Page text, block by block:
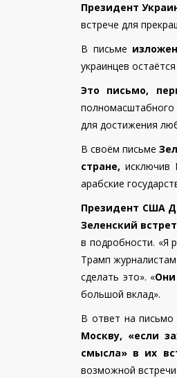
Президент
встрече для
В письме
украинцев
Это письмо,
для достижения
В своём письме
стране, исключив
арабские
Президент США
Зеленский
в подробности. «Я
Трамп
сделать это». «
большой вклад».
В ответ на письмо
Москву, «если
смысла» в их
возможной